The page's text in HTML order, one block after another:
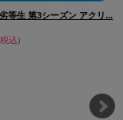
等生 第3シーズン アクリ...
込)